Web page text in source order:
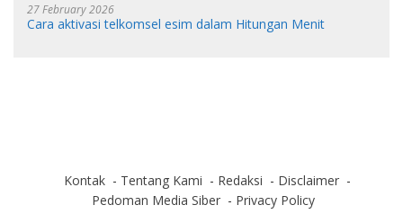
27 February 2026
Cara aktivasi telkomsel esim dalam Hitungan Menit
Kontak Tentang Kami Redaksi
Disclaimer
Pedoman Media Siber
Privacy Policy